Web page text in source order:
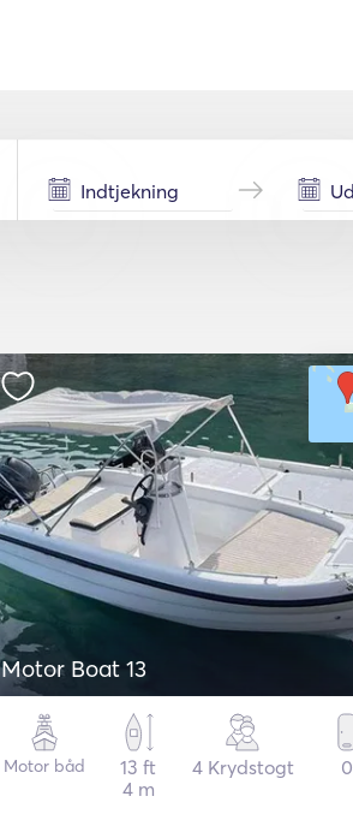
Motor Boat 13
Motor båd
13 ft
4 m
4 Krydstogt 0